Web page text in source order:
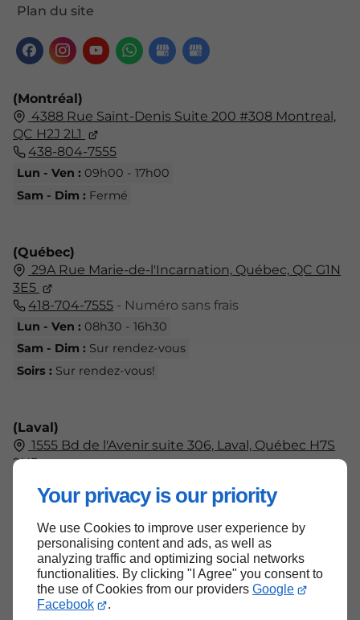
Your privacy is our priority
We use Cookies to improve user experience by
personalising content and ads, as well as
analyzing traffic and optimizing social networks
functionalities. By clicking "I Agree" you consent to
the use of Cookies from our providers Google
Facebook
.
Plan du site
(Québec)
29A Rue Marie-de-l'Incarnation, Québec, QC G1N
3E5
418-704-7555 - Numéro sans frais
Lun - Ven : 08h30 - 16h30
Sam - Dim : Sur rendez-vous
Soirs : Sur rendez-vous!
(Laval)
1555 Bd de l'Avenir suite 306, Laval, Québec H7S
2N5
Lun - Ven :
09h00 - 17h00
Sam - Dim :Fermé
(Montréal)
4388 Rue Saint-Denis Suite 200 #308 Montreal,
QC H2J 2L1
438-804-7555
Lun - Ven : 09h00 - 17h00
Sam - Dim : Fermé
Haut de page